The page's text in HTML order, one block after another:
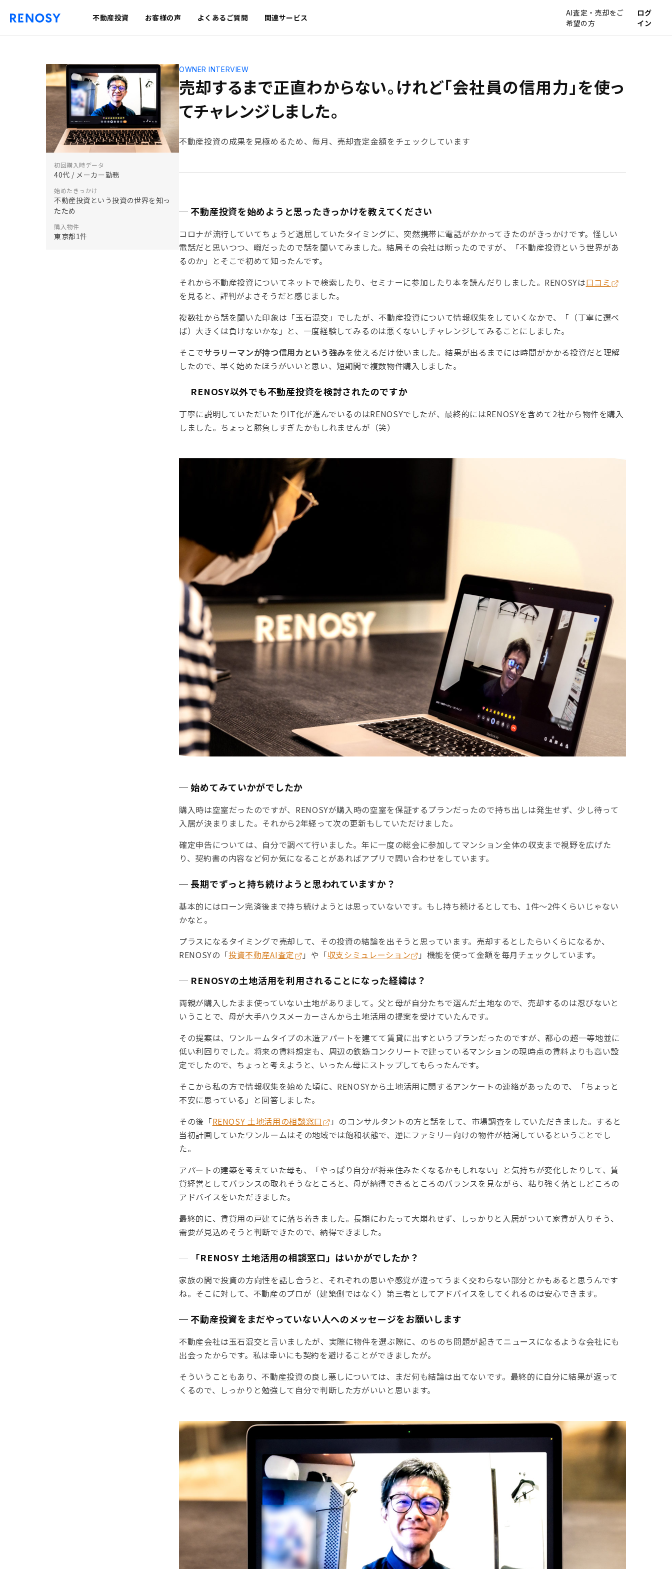
不動産投資 お客様の声 よくあるご質問 関連サービス
AI査定・売却をご
希望の方
ログ
イン
初回購入時データ
40代 / メーカー勤務
始めたきっかけ
不動産投資という投資の世界を知っ
たため
購入物件
東京都1件
売却するまで正直わからない。けれど「会社員の信用力」を使っ
てチャレンジしました。
OWNER INTERVIEW
不動産投資の成果を見極めるため、毎月、売却査定金額をチェックしています
─ 不動産投資を始めようと思ったきっかけを教えてください
コロナが流行していてちょうど退屈していたタイミングに、突然携帯に電話がかかってきたのがきっかけです。怪しい
電話だと思いつつ、暇だったので話を聞いてみました。結局その会社は断ったのですが、「不動産投資という世界があ
るのか」とそこで初めて知ったんです。
それから不動産投資についてネットで検索したり、セミナーに参加したり本を読んだりしました。RENOSYは口コミ
を見ると、評判がよさそうだと感じました。
複数社から話を聞いた印象は「玉石混交」でしたが、不動産投資について情報収集をしていくなかで、「（丁寧に選べ
ば）大きくは負けないかな」と、一度経験してみるのは悪くないしチャレンジしてみることにしました。
そこでサラリーマンが持つ信用力という強みを使えるだけ使いました。結果が出るまでには時間がかかる投資だと理解
したので、早く始めたほうがいいと思い、短期間で複数物件購入しました。
─ RENOSY以外でも不動産投資を検討されたのですか
丁寧に説明していただいたりIT化が進んでいるのはRENOSYでしたが、最終的にはRENOSYを含めて2社から物件を購入
しました。ちょっと勝負しすぎたかもしれませんが（笑）
─ 始めてみていかがでしたか
購入時は空室だったのですが、RENOSYが購入時の空室を保証するプランだったので持ち出しは発生せず、少し待って
入居が決まりました。それから2年経って次の更新もしていただけました。
確定申告については、自分で調べて行いました。年に一度の総会に参加してマンション全体の収支まで視野を広げた
り、契約書の内容など何か気になることがあればアプリで問い合わせをしています。
─ 長期でずっと持ち続けようと思われていますか？
基本的にはローン完済後まで持ち続けようとは思っていないです。もし持ち続けるとしても、1件〜2件くらいじゃない
かなと。
プラスになるタイミングで売却して、その投資の結論を出そうと思っています。売却するとしたらいくらになるか、
RENOSYの「投資不動産AI査定 」や「収⽀シミュレーション 」機能を使って金額を毎月チェックしています。
─ RENOSYの土地活用を利用されることになった経緯は？
両親が購入したまま使っていない土地がありまして。父と母が自分たちで選んだ土地なので、売却するのは忍びないと
いうことで、母が大手ハウスメーカーさんから土地活用の提案を受けていたんです。
その提案は、ワンルームタイプの木造アパートを建てて賃貸に出すというプランだったのですが、都心の超一等地並に
低い利回りでした。将来の賃料想定も、周辺の鉄筋コンクリートで建っているマンションの現時点の賃料よりも高い設
定でしたので、ちょっと考えようと、いったん母にストップしてもらったんです。
そこから私の方で情報収集を始めた頃に、RENOSYから土地活用に関するアンケートの連絡があったので、「ちょっと
不安に思っている」と回答しました。
その後「RENOSY 土地活用の相談窓口
」のコンサルタントの方と話をして、市場調査をしていただきました。すると
当初計画していたワンルームはその地域では飽和状態で、逆にファミリー向けの物件が枯渇しているということでし
た。
アパートの建築を考えていた母も、「やっぱり自分が将来住みたくなるかもしれない」と気持ちが変化したりして、賃
貸経営としてバランスの取れそうなところと、母が納得できるところのバランスを見ながら、粘り強く落としどころの
アドバイスをいただきました。
最終的に、賃貸用の戸建てに落ち着きました。長期にわたって大崩れせず、しっかりと入居がついて家賃が入りそう、
需要が見込めそうと判断できたので、納得できました。
─ 「RENOSY 土地活用の相談窓口」はいかがでしたか？
家族の間で投資の方向性を話し合うと、それぞれの思いや感覚が違ってうまく交わらない部分とかもあると思うんです
ね。そこに対して、不動産のプロが（建築側ではなく）第三者としてアドバイスをしてくれるのは安心できます。
─ 不動産投資をまだやっていない人へのメッセージをお願いします
不動産会社は玉石混交と言いましたが、実際に物件を選ぶ際に、のちのち問題が起きてニュースになるような会社にも
出会ったからです。私は幸いにも契約を避けることができましたが。
そういうこともあり、不動産投資の良し悪しについては、まだ何も結論は出てないです。最終的に自分に結果が返って
くるので、しっかりと勉強して自分で判断した方がいいと思います。